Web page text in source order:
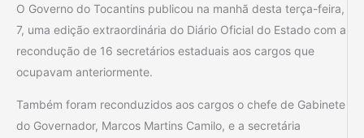
O Governo do Tocantins publicou na manhã desta terça-feira,
7, uma edição extraordinária do Diário Oficial do Estado com a
recondução de 16 secretários estaduais aos cargos que
ocupavam anteriormente.
Também foram reconduzidos aos cargos o chefe de Gabinete
do Governador, Marcos Martins Camilo, e a secretária